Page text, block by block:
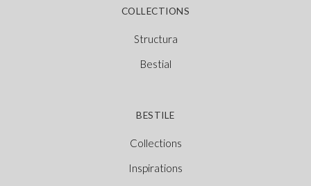
COLLECTIONS
Structura
Bestial
BESTILE
Collections
Inspirations